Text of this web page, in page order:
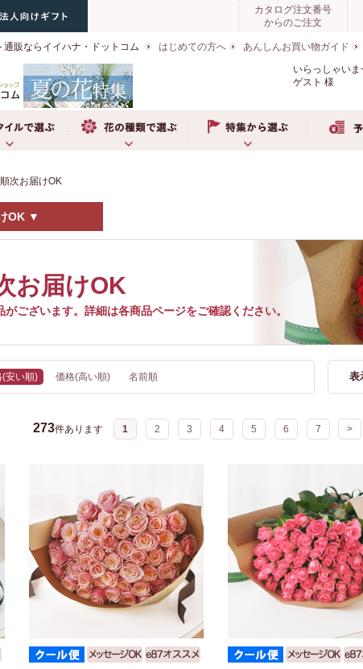
カタログ注文番号
からのご注文
販ならイイハナ・ドットコム はじめての方へ あんしんお買い物ガイド
いらっしゃいま
ゲスト 様
次お届けOK
OK ▼
お届けOK
ございます。詳細は各商品ページをご確認ください。
表
(安い順) 価格(高い順) 名前順
273件あります 1 2 3 4 5 6 7 >